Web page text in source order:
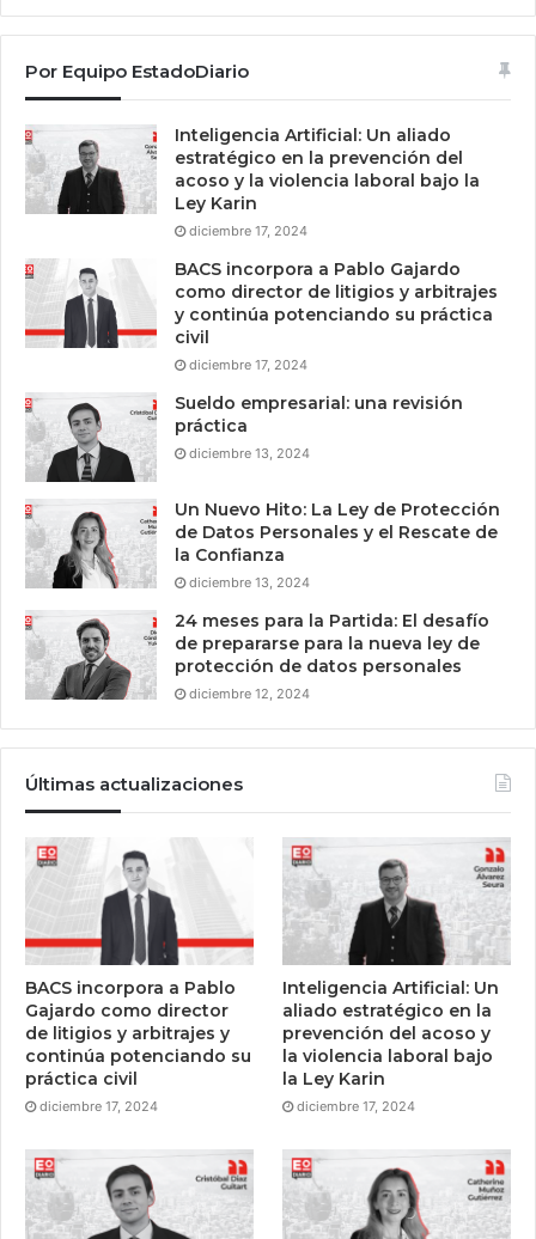
Por Equipo EstadoDiario
Inteligencia Artificial: Un aliado
estratégico en la prevención del
acoso y la violencia laboral bajo la
Ley Karin
diciembre 17, 2024
BACS incorpora a Pablo Gajardo
como director de litigios y arbitrajes
y continúa potenciando su práctica
civil
diciembre 17, 2024
Sueldo empresarial: una revisión
práctica
diciembre 13, 2024
Un Nuevo Hito: La Ley de Protección
de Datos Personales y el Rescate de
la Confianza
diciembre 13, 2024
24 meses para la Partida: El desafío
de prepararse para la nueva ley de
protección de datos personales
diciembre 12, 2024
Últimas actualizaciones
BACS incorpora a Pablo
Gajardo como director
de litigios y arbitrajes y
continúa potenciando su
práctica civil
diciembre 17, 2024
Inteligencia Artificial: Un
aliado estratégico en la
prevención del acoso y
la violencia laboral bajo
la Ley Karin
diciembre 17, 2024